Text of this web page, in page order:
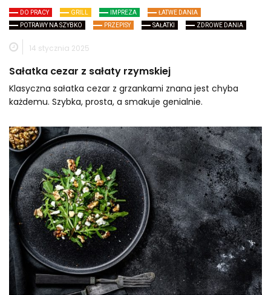
DO PRACY GRILL IMPREZA
ŁATWE DANIA
POTRAWY NA SZYBKO
PRZEPISY SAŁATKI ZDROWE DANIA
14 stycznia 2025
Sałatka cezar z sałaty rzymskiej
Klasyczna sałatka cezar z grzankami znana jest chyba
każdemu. Szybka, prosta, a smakuje genialnie.